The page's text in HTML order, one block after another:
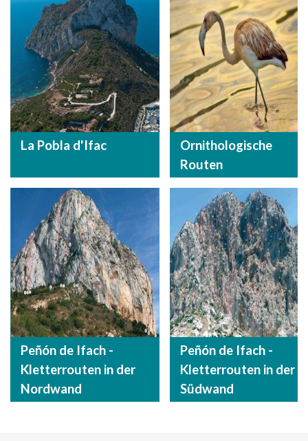
La Pobla d'Ifac
Ornithologische
Routen
Peñón de Ifach -
Kletterrouten in der
Nordwand
Peñón de Ifach -
Kletterrouten in der
Südwand